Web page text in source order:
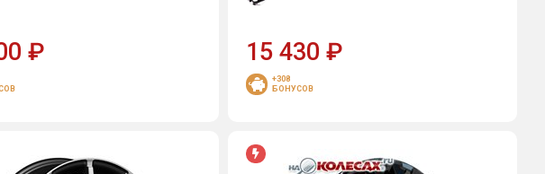
₽ 15 430₽
+308
БОНУСОВ